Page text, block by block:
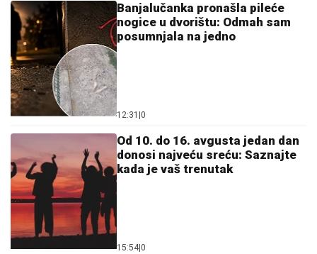
Banjalučanka pronašla pileće
nogice u dvorištu: Odmah sam
posumnjala na jedno
12:31 0
Od 10. do 16. avgusta jedan dan
donosi najveću sreću: Saznajte
kada je vaš trenutak
15:54 0